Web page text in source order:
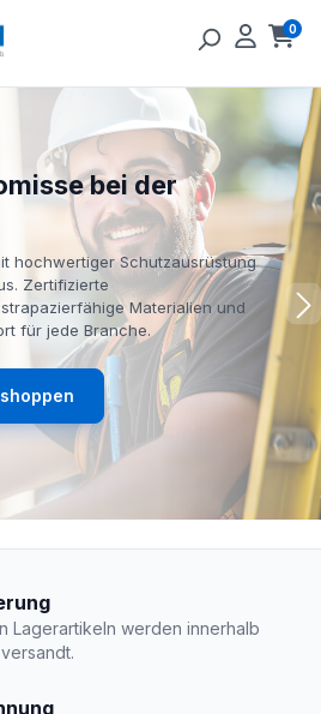
0
bei der
hochwertiger Schutzausrüstung
Zertifizierte
Materialien und
für jede Branche.
|
Lagerartikeln werden innerhalb